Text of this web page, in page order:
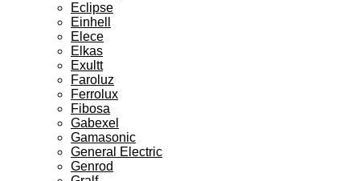
Eclipse
Einhell
Elece
Elkas
Exultt
Faroluz
Ferrolux
Fibosa
Gabexel
Gamasonic
General Electric
Genrod